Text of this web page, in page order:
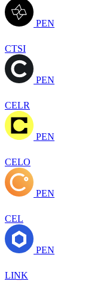
PEN
CTSI
PEN
CELR
PEN
CELO
PEN
CEL
PEN
LINK